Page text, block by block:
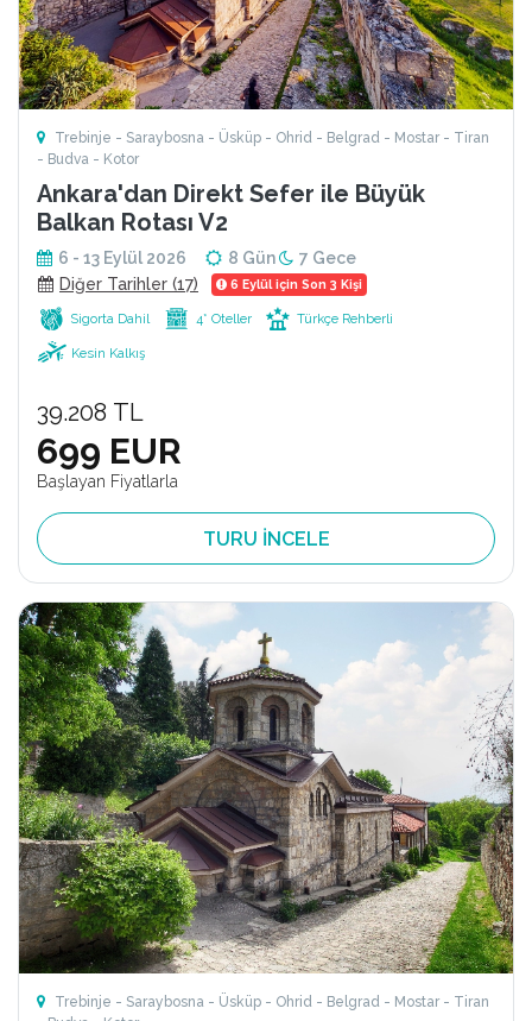
Trebinje - Saraybosna - Üsküp - Ohrid - Belgrad - Mostar - Tiran
- Budva - Kotor
Ankara'dan Direkt Sefer ile Büyük
Balkan Rotası V2
6 - 13 Eylül 2026 8 Gün
7 Gece
Diğer Tarihler (17)
6 Eylül için Son 3 Kişi
Sigorta Dahil 4* Oteller Türkçe Rehberli
Kesin Kalkış
39.208 TL
699 EUR
Başlayan Fiyatlarla
TURU İNCELE
Trebinje - Saraybosna - Üsküp - Ohrid - Belgrad - Mostar - Tiran